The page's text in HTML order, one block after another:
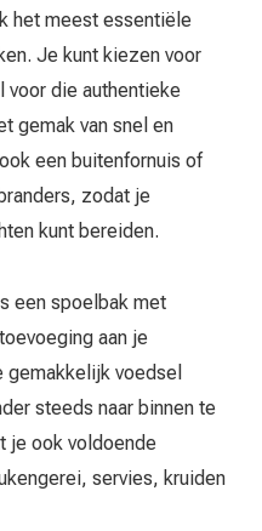
het meest essentiële
Je kunt kiezen voor
voor die authentieke
gemak van snel en
een buitenfornuis of
zodat je
kunt bereiden.
een spoelbak met
aan je
gemakkelijk voedsel
steeds naar binnen te
je ook voldoende
servies, kruiden